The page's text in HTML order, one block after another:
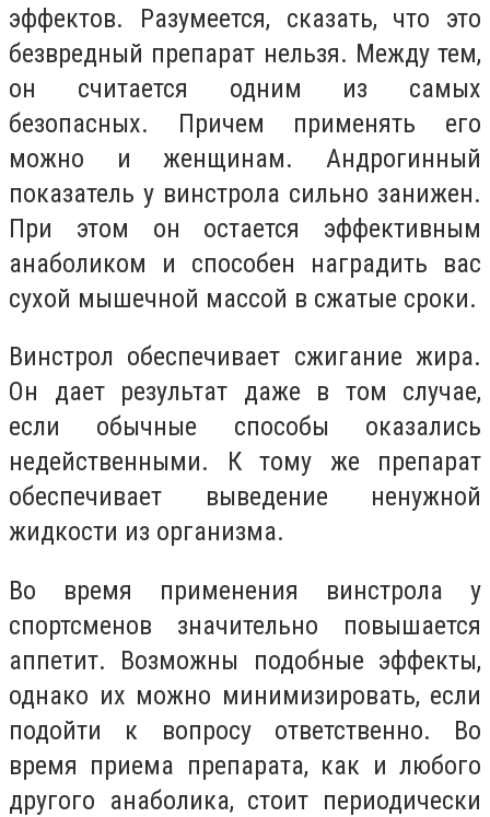
эффектов. Разумеется, сказать, что это
безвредный препарат нельзя. Между тем,
он считается одним из самых
безопасных. Причем применять его
можно и женщинам. Андрогинный
показатель у винстрола сильно занижен.
При этом он остается эффективным
анаболиком и способен наградить вас
сухой мышечной массой в сжатые сроки.
Винстрол обеспечивает сжигание жира.
Он дает результат даже в том случае,
если обычные способы оказались
недейственными. К тому же препарат
обеспечивает выведение ненужной
жидкости из организма.
Во время применения винстрола у
спортсменов значительно повышается
аппетит. Возможны подобные эффекты,
однако их можно минимизировать, если
подойти к вопросу ответственно. Во
время приема препарата, как и любого
другого анаболика, стоит периодически